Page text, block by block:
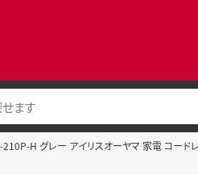
H グレー アイリスオーヤマ 家電 コード